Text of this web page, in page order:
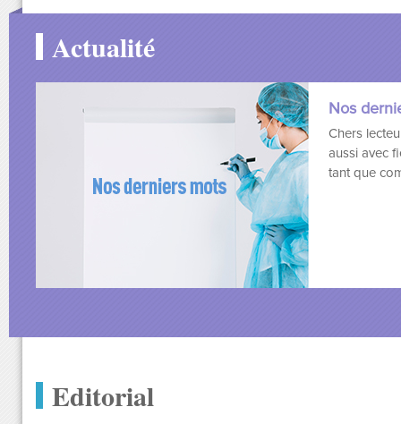
Actualité
Nos
Chers
aussi avec
tant que
Editorial